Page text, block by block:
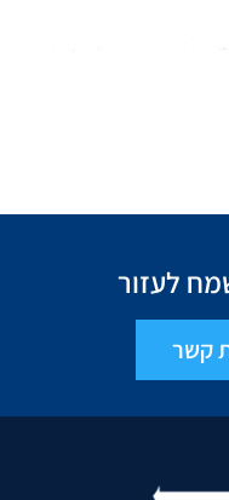
לעזור
קשר